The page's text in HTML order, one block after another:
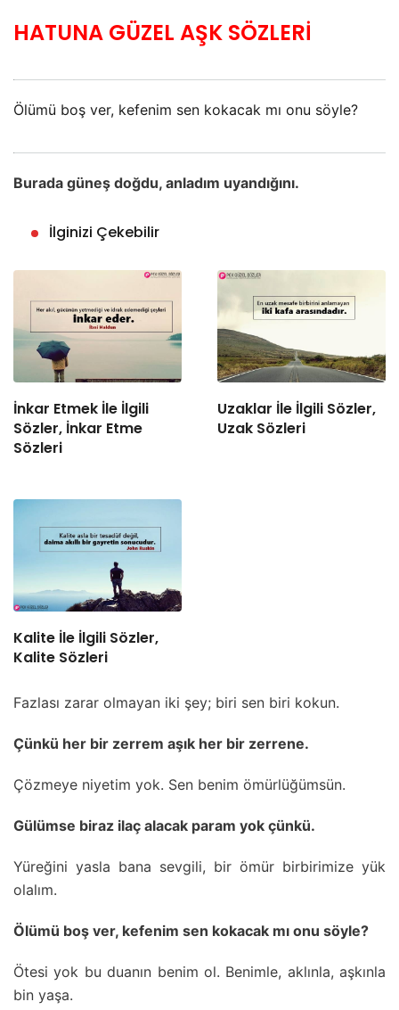
HATUNA GÜZEL AŞK SÖZLERİ
Ölümü boş ver, kefenim sen kokacak mı onu söyle?
Burada güneş doğdu, anladım uyandığını.
İlginizi Çekebilir
İnkar Etmek İle İlgili
Sözler, İnkar Etme
Sözleri
Uzaklar İle İlgili Sözler,
Uzak Sözleri
Kalite İle İlgili Sözler,
Kalite Sözleri
Fazlası zarar olmayan iki şey; biri sen biri kokun.
Çünkü her bir zerrem aşık her bir zerrene.
Çözmeye niyetim yok. Sen benim ömürlüğümsün.
Gülümse biraz ilaç alacak param yok çünkü.
Yüreğini yasla bana sevgili, bir ömür birbirimize yük
olalım.
Ölümü boş ver, kefenim sen kokacak mı onu söyle?
Ötesi yok bu duanın benim ol. Benimle, aklınla, aşkınla
bin yaşa.